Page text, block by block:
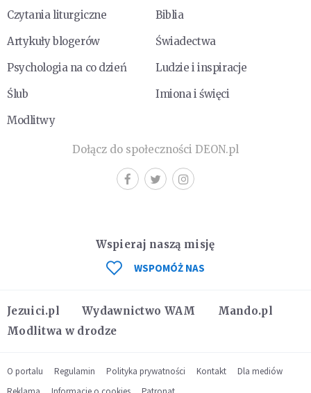
Czytania liturgiczne
Biblia
Artykuły blogerów
Świadectwa
Psychologia na co dzień
Ludzie i inspiracje
Ślub
Imiona i święci
Modlitwy
Dołącz do społeczności DEON.pl
Jezuici.pl Wydawnictwo WAM
Mando.pl
Modlitwa w drodze
Wspieraj naszą misję
WSPOMÓŻ NAS
O portalu Regulamin Polityka prywatności Kontakt
Dla mediów